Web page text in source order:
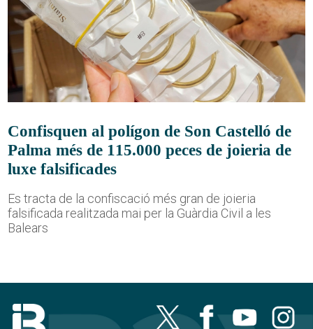
Confisquen al polígon de Son Castelló de
Palma més de 115.000 peces de joieria de
luxe falsificades
Es tracta de la confiscació més gran de joieria
falsificada realitzada mai per la Guàrdia Civil a les
Balears